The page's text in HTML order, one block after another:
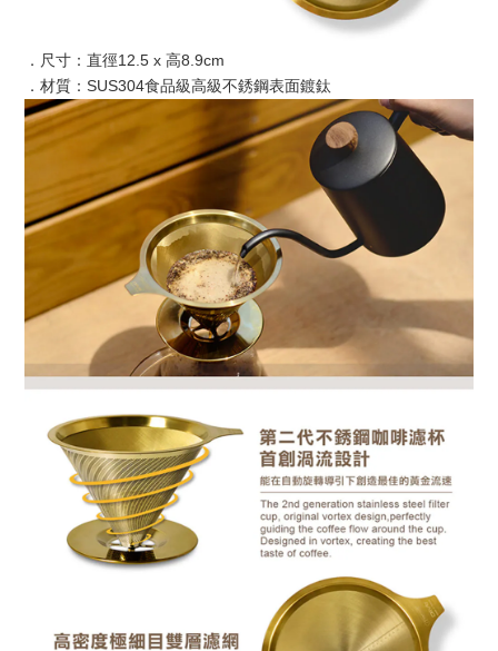
．尺寸：直徑12.5 x 高8.9cm
．材質：SUS304食品級高級不銹鋼表面鍍鈦